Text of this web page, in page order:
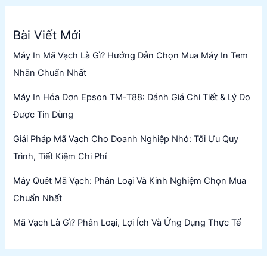
Bài Viết Mới
Máy In Mã Vạch Là Gì? Hướng Dẫn Chọn Mua Máy In Tem
Nhãn Chuẩn Nhất
Máy In Hóa Đơn Epson TM-T88: Đánh Giá Chi Tiết & Lý Do
Được Tin Dùng
Giải Pháp Mã Vạch Cho Doanh Nghiệp Nhỏ: Tối Ưu Quy
Trình, Tiết Kiệm Chi Phí
Máy Quét Mã Vạch: Phân Loại Và Kinh Nghiệm Chọn Mua
Chuẩn Nhất
Mã Vạch Là Gì? Phân Loại, Lợi Ích Và Ứng Dụng Thực Tế